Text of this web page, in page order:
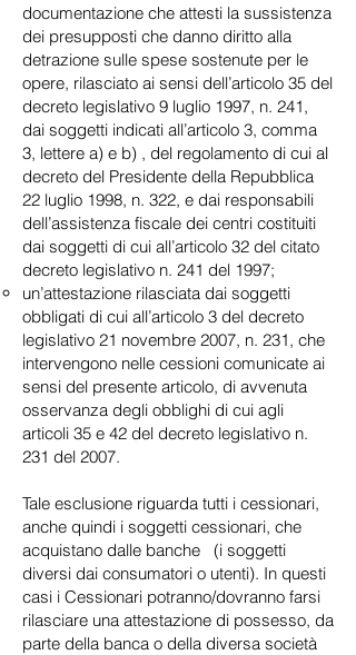
documentazione che attesti la sussistenza
dei presupposti che danno diritto alla
detrazione sulle spese sostenute per le
opere, rilasciato ai sensi dell’articolo 35 del
decreto legislativo 9 luglio 1997, n. 241,
dai soggetti indicati all’articolo 3, comma
3, lettere a) e b) , del regolamento di cui al
decreto del Presidente della Repubblica
22 luglio 1998, n. 322, e dai responsabili
dell’assistenza fiscale dei centri costituiti
dai soggetti di cui all’articolo 32 del citato
decreto legislativo n. 241 del 1997;
un’attestazione rilasciata dai soggetti
obbligati di cui all’articolo 3 del decreto
legislativo 21 novembre 2007, n. 231, che
intervengono nelle cessioni comunicate ai
sensi del presente articolo, di avvenuta
osservanza degli obblighi di cui agli
articoli 35 e 42 del decreto legislativo n.
231 del 2007.
Tale esclusione riguarda tutti i cessionari,
anche quindi i soggetti cessionari, che
acquistano dalle banche (i soggetti
diversi dai consumatori o utenti). In questi
casi i Cessionari potranno/dovranno farsi
rilasciare una attestazione di possesso, da
parte della banca o della diversa società